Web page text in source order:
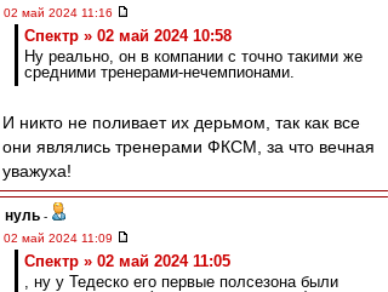
02 май 2024 11:16
Спектр » 02 май 2024 10:58
Ну реально, он в компании с точно такими же
средними тренерами-нечемпионами.
И никто не поливает их дерьмом, так как все
они являлись тренерами ФКСМ, за что вечная
уважуха!
нуль -
02 май 2024 11:09
Спектр » 02 май 2024 11:05
, ну у Тедеско его первые полсезона были